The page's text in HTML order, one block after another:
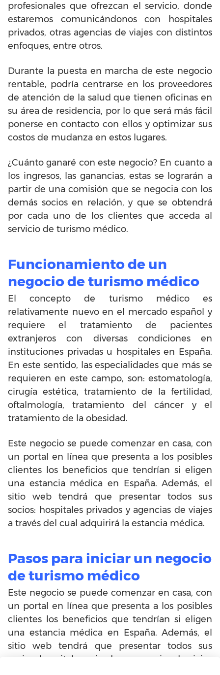
profesionales que ofrezcan el servicio, donde
estaremos comunicándonos con hospitales
privados, otras agencias de viajes con distintos
enfoques, entre otros.
Durante la puesta en marcha de este negocio
rentable, podría centrarse en los proveedores
de atención de la salud que tienen oficinas en
su área de residencia, por lo que será más fácil
ponerse en contacto con ellos y optimizar sus
costos de mudanza en estos lugares.
¿Cuánto ganaré con este negocio? En cuanto a
los ingresos, las ganancias, estas se lograrán a
partir de una comisión que se negocia con los
demás socios en relación, y que se obtendrá
por cada uno de los clientes que acceda al
servicio de turismo médico.
Funcionamiento de un
negocio de turismo médico
El concepto de turismo médico es
relativamente nuevo en el mercado español y
requiere el tratamiento de pacientes
extranjeros con diversas condiciones en
instituciones privadas u hospitales en España.
En este sentido, las especialidades que más se
requieren en este campo, son: estomatología,
cirugía estética, tratamiento de la fertilidad,
oftalmología, tratamiento del cáncer y el
tratamiento de la obesidad.
Este negocio se puede comenzar en casa, con
un portal en línea que presenta a los posibles
clientes los beneficios que tendrían si eligen
una estancia médica en España. Además, el
sitio web tendrá que presentar todos sus
socios: hospitales privados y agencias de viajes
a través del cual adquirirá la estancia médica.
Pasos para iniciar un negocio
de turismo médico
Este negocio se puede comenzar en casa, con
un portal en línea que presenta a los posibles
clientes los beneficios que tendrían si eligen
una estancia médica en España. Además, el
sitio web tendrá que presentar todos sus
socios: hospitales privados y agencias de viajes